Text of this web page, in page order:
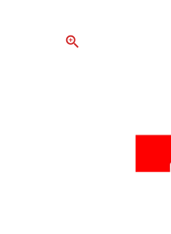
zoom_in